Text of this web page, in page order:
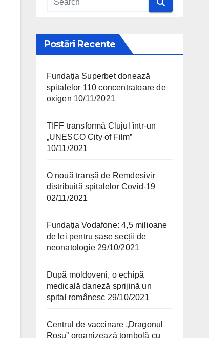
Postări Recente
Fundația Superbet donează
spitalelor 110 concentratoare de
oxigen 10/11/2021
TIFF transformă Clujul într-un
„UNESCO City of Film”
10/11/2021
O nouă tranșă de Remdesivir
distribuită spitalelor Covid-19
02/11/2021
Fundația Vodafone: 4,5 milioane
de lei pentru șase secții de
neonatologie 29/10/2021
După moldoveni, o echipă
medicală daneză sprijină un
spital românesc 29/10/2021
Centrul de vaccinare „Dragonul
Roșu” organizează tombolă cu